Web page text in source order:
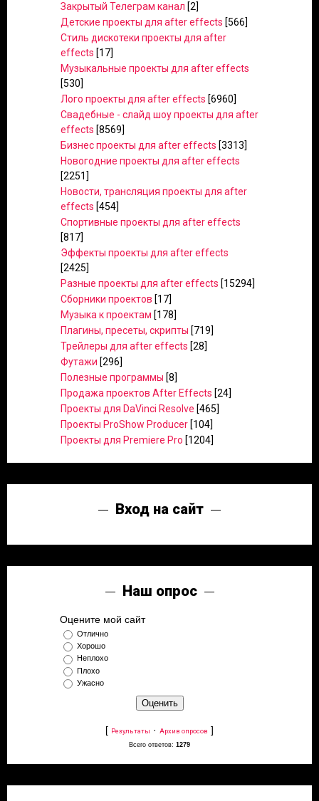
Закрытый Телеграм канал [2]
Детские проекты для after effects [566]
Стиль дискотеки проекты для after
effects [17]
Музыкальные проекты для after effects
[530]
Лого проекты для after effects [6960]
Свадебные - слайд шоу проекты для after
effects [8569]
Бизнес проекты для after effects [3313]
Новогодние проекты для after effects
[2251]
Новости, трансляция проекты для after
effects [454]
Спортивные проекты для after effects
[817]
Эффекты проекты для after effects
[2425]
Разные проекты для after effects [15294]
Сборники проектов [17]
Музыка к проектам [178]
Плагины, пресеты, скрипты [719]
Трейлеры для after effects [28]
Футажи [296]
Полезные программы [8]
Продажа проектов After Effects [24]
Проекты для DaVinci Resolve [465]
Проекты ProShow Producer [104]
Проекты для Premiere Pro [1204]
Вход на сайт
Наш опрос
Оцените мой сайт
Отлично
Хорошо
Неплохо
Плохо
Ужасно
[ Результаты · Архив опросов ]
Всего ответов: 1279